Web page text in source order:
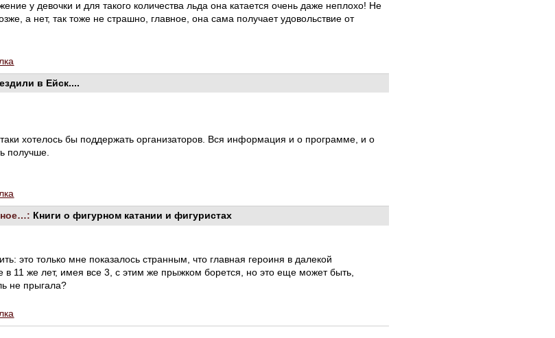
у девочки и для такого количества льда она катается очень даже неплохо! Не
а нет, так тоже не страшно, главное, она сама получает удовольствие от
в Ейск....
хотелось бы поддержать организаторов. Вся информация и о программе, и о
получше.
Книги о фигурном катании и фигуристах
это только мне показалось странным, что главная героиня в далекой
11 же лет, имея все 3, с этим же прыжком борется, но это еще может быть,
не прыгала?